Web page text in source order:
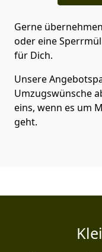
Gerne
oder eine
für Dich.
Unsere
Umzugswünsche
eins, wenn es um
geht.